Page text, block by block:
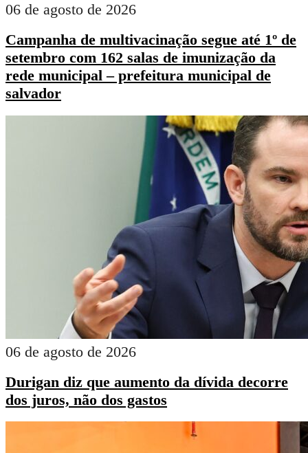
06 de agosto de 2026
Campanha de multivacinação segue até 1º de
setembro com 162 salas de imunização da
rede municipal – prefeitura municipal de
salvador
06 de agosto de 2026
Durigan diz que aumento da dívida decorre
dos juros, não dos gastos